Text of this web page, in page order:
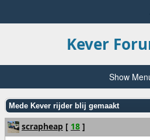
Kever
Show
Mede Kever rijder blij gemaakt
scrapheap [ 18 ]